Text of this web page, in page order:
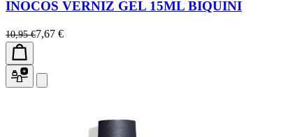
INOCOS VERNIZ GEL 15ML BIQUINI
10,95 €7,67 €